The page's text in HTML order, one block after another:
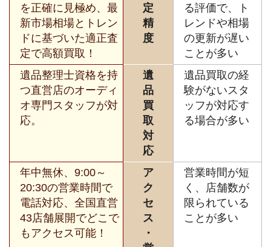
を正確に見極め、最
新市場相場とトレン
ドに基づいた適正査
定で高額買取！
定
精
度
る評価で、ト
レンドや相場
の更新が遅い
ことが多い
遺品整理士資格を持
つ直営店のオーディ
オ専門スタッフが対
応。
遺
品
買
取
対
応
遺品買取の経
験がないスタ
ッフが対応す
る場合が多い
年中無休、9:00～
20:30の営業時間で
電話対応、全国直営
43店舗展開でどこで
もアクセス可能！
ア
ク
セ
ス
・
営業時間が短
く、店舗数が
限られている
ことが多い